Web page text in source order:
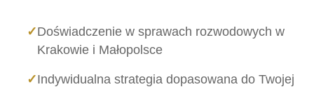
✓Doświadczenie w sprawach rozwodowych w
Krakowie i Małopolsce
✓Indywidualna strategia dopasowana do Twojej